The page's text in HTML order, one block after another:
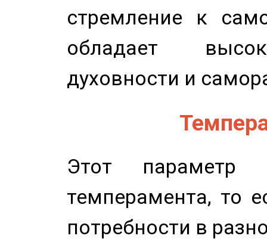
стремление к
обладает
духовности и
Этот параметр
темперамента, то
потребности в